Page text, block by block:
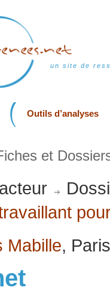
un site de
Outils d’analyses
et
Mabille,